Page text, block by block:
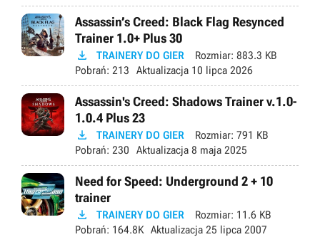
Assassin’s Creed: Black Flag Resynced
Trainer 1.0+ Plus 30
 TRAINERY DO GIER Rozmiar: 883.3 KB
Pobrań: 213 Aktualizacja 10 lipca 2026
Assassin's Creed: Shadows Trainer v.1.0-
1.0.4 Plus 23
 TRAINERY DO GIER Rozmiar: 791 KB
Pobrań: 230 Aktualizacja 8 maja 2025
Need for Speed: Underground 2 + 10
trainer
 TRAINERY DO GIER Rozmiar: 11.6 KB
Pobrań: 164.8K Aktualizacja 25 lipca 2007